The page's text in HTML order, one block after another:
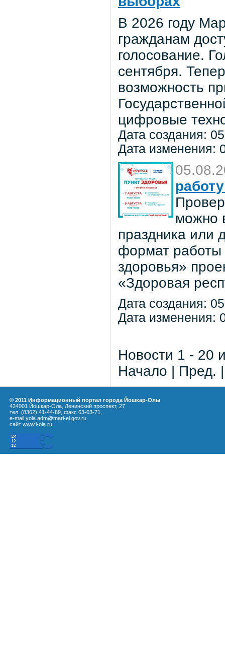
В 2026 году
гражданам
голосование.
сентября.
возможность
цифровые
Дата создания:
Дата изменения:
можно
праздника или
формат работы
здоровья»
«Здоровая
Дата создания:
Дата изменения:
Новости 1 - 20
Начало | Пред.
© 2011 Информационный портал города Йошкар-Олы
424001 Йошкар-Ола, Ленинский проспект, 27
тел. (8362) 41-44-89, факс 63-03-71,
e-mail yola.adm@mari-el.gov.ru
сайт www.i-ola.ru